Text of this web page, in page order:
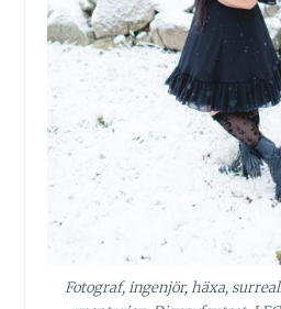
Fotograf, ingenjör, häxa,